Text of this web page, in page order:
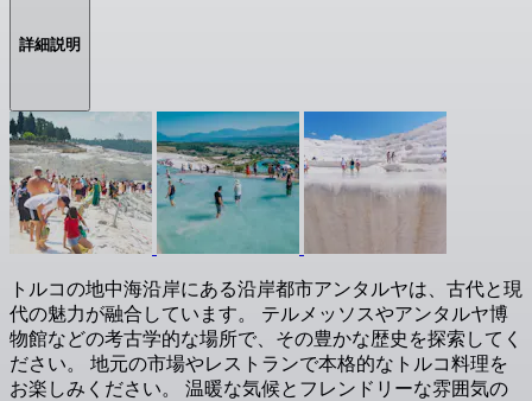
詳細説明
トルコの地中海沿岸にある沿岸都市アンタルヤは、古代と現
代の魅力が融合しています。 テルメッソスやアンタルヤ博
物館などの考古学的な場所で、その豊かな歴史を探索してく
ださい。 地元の市場やレストランで本格的なトルコ料理を
お楽しみください。 温暖な気候とフレンドリーな雰囲気の